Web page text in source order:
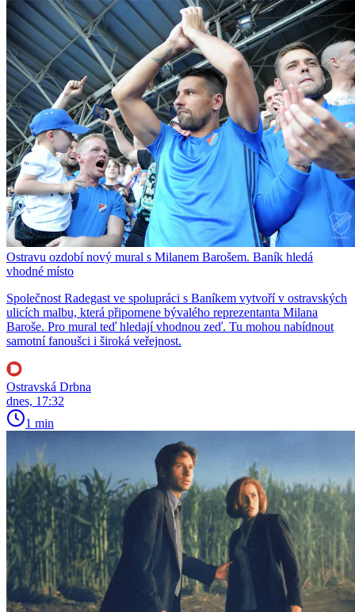
Ostravu ozdobí nový mural s Milanem Barošem. Baník hledá
vhodné místo
Společnost Radegast ve spolupráci s Baníkem vytvoří v ostravských
ulicích malbu, která připomene bývalého reprezentanta Milana
Baroše. Pro mural teď hledají vhodnou zeď. Tu mohou nabídnout
samotní fanoušci i široká veřejnost.
Ostravská Drbna
dnes, 17:32
1 min